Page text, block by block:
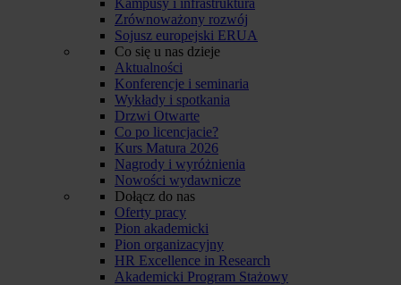
Zrównoważony rozwój
Sojusz europejski ERUA
Co się u nas dzieje
Aktualności
Konferencje i seminaria
Wykłady i spotkania
Drzwi Otwarte
Co po licencjacie?
Kurs Matura 2026
Nagrody i wyróżnienia
Nowości wydawnicze
Dołącz do nas
Oferty pracy
Pion akademicki
Pion organizacyjny
HR Excellence in Research
Akademicki Program Stażowy